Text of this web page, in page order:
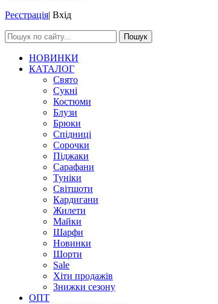
Реєстрація| Вхід
Пошук
НОВИНКИ
КАТАЛОГ
Свято
Сукні
Костюми
Блузи
Брюки
Спідниці
Сорочки
Піджаки
Сарафани
Туніки
Світшоти
Кардигани
Жилети
Майки
Шарфи
Новинки
Шорти
Sale
Хіти продажів
Знижки сезону
ОПТ